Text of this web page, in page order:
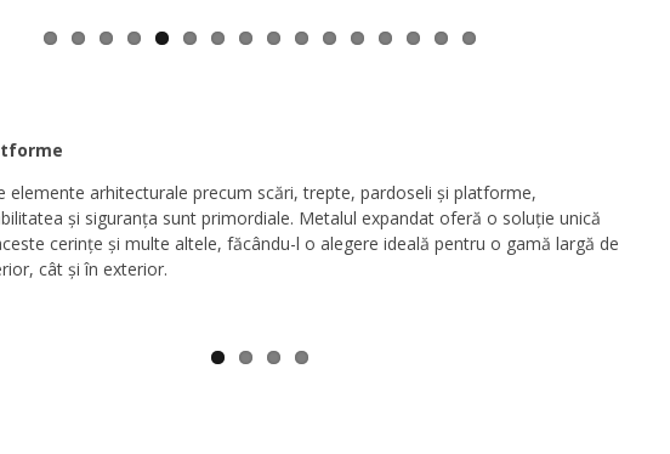
elemente arhitecturale precum scări, trepte, pardoseli și platforme,
și siguranța sunt primordiale. Metalul expandat oferă o soluție unică
cerințe și multe altele, făcându-l o alegere ideală pentru o gamă largă de
cât și în exterior.